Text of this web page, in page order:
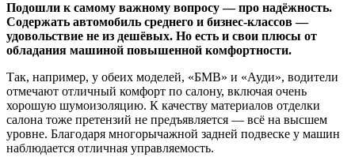
Подошли к самому важному вопросу — про надёжность.
Содержать автомобиль среднего и бизнес-классов —
удовольствие не из дешёвых. Но есть и свои плюсы от
обладания машиной повышенной комфортности.
Так, например, у обеих моделей, «БМВ» и «Ауди», водители
отмечают отличный комфорт по салону, включая очень
хорошую шумоизоляцию. К качеству материалов отделки
салона тоже претензий не предъявляется — всё на высшем
уровне. Благодаря многорычажной задней подвеске у машин
наблюдается отличная управляемость.